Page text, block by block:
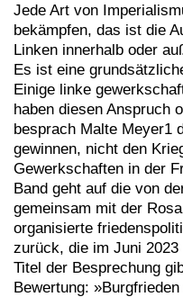
Jede Art von
bekämpfen, das ist die
Linken innerhalb oder
Es ist eine
Einige linke
haben diesen Anspruch
besprach Malte Meyer1
gewinnen, nicht den
Gewerkschaften in der
Band geht auf die von
gemeinsam mit der
organisierte
zurück, die im Juni
Titel der Besprechung
Bewertung: